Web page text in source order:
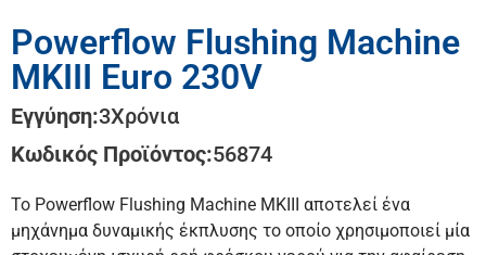
Powerflow Flushing Machine
MKIII Euro 230V
Εγγύηση:3Χρόνια
Κωδικός Προϊόντος:56874
Το Powerflow Flushing Machine MKIII αποτελεί ένα
μηχάνημα δυναμικής έκπλυσης το οποίο χρησιμοποιεί μία